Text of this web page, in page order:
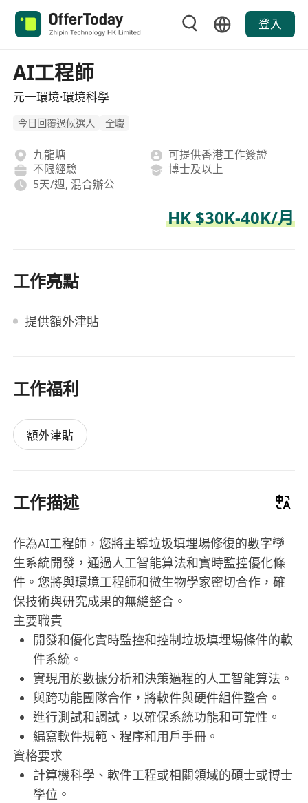
登入
AI工程師
元一環境·環境科學
今日回覆過候選人 全職
九龍塘
可提供香港工作簽證
不限經驗
博士及以上
5天/週, 混合辦公
HK $30K-40K/月
工作亮點
提供額外津貼
工作福利
額外津貼
工作描述
作為AI工程師，您將主導垃圾填埋場修復的數字孿
生系統開發，通過人工智能算法和實時監控優化條
件。您將與環境工程師和微生物學家密切合作，確
保技術與研究成果的無縫整合。
主要職責
開發和優化實時監控和控制垃圾填埋場條件的軟
件系統。
實現用於數據分析和決策過程的人工智能算法。
與跨功能團隊合作，將軟件與硬件組件整合。
進行測試和調試，以確保系統功能和可靠性。
編寫軟件規範、程序和用戶手冊。
資格要求
計算機科學、軟件工程或相關領域的碩士或博士
學位。